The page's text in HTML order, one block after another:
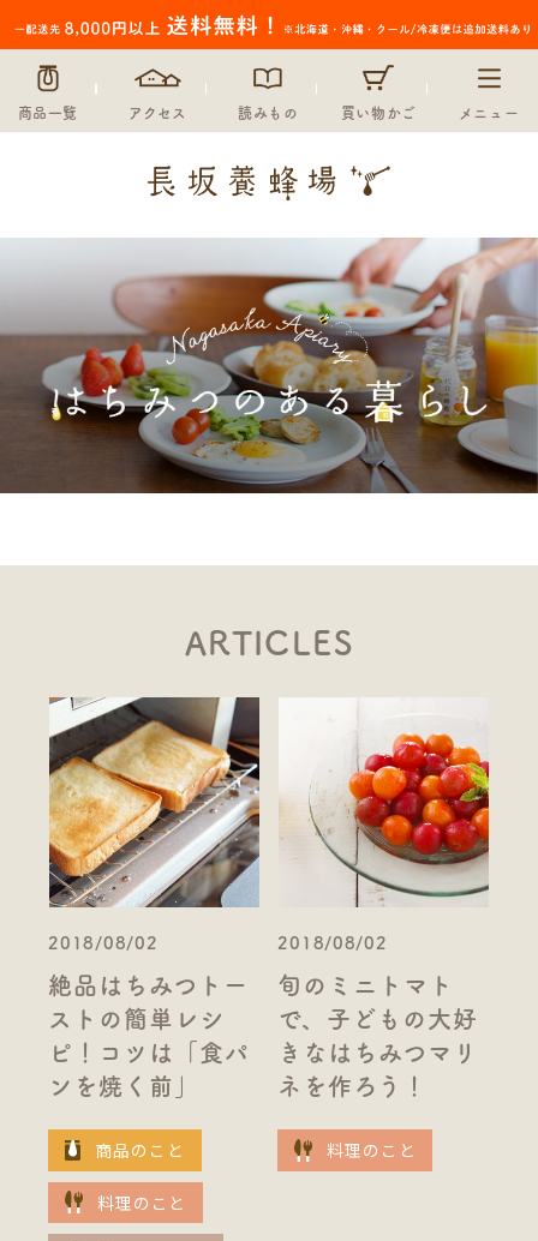
商品一覧 アクセス 読みもの 買い物かご メニュー
ARTICLES
2018/08/02
絶品はちみつトー
ストの簡単レシ
ピ！コツは「食パ
ンを焼く前」
商品のこと
料理のこと
2018/08/02
旬のミニトマト
で、子どもの大好
きなはちみつマリ
ネを作ろう！
料理のこと